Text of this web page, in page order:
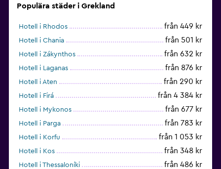
Populära städer i Grekland
Hotell i Rhodos från 449 kr
Hotell i Chania från 501 kr
Hotell i Zákynthos från 632 kr
Hotell i Laganas från 876 kr
Hotell i Aten från 290 kr
Hotell i Firá från 4 384 kr
Hotell i Mykonos från 677 kr
Hotell i Parga från 783 kr
Hotell i Korfu från 1 053 kr
Hotell i Kos från 348 kr
Hotell i Thessaloníki från 486 kr